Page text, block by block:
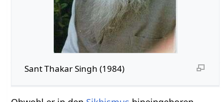
Sant Thakar Singh (1984)